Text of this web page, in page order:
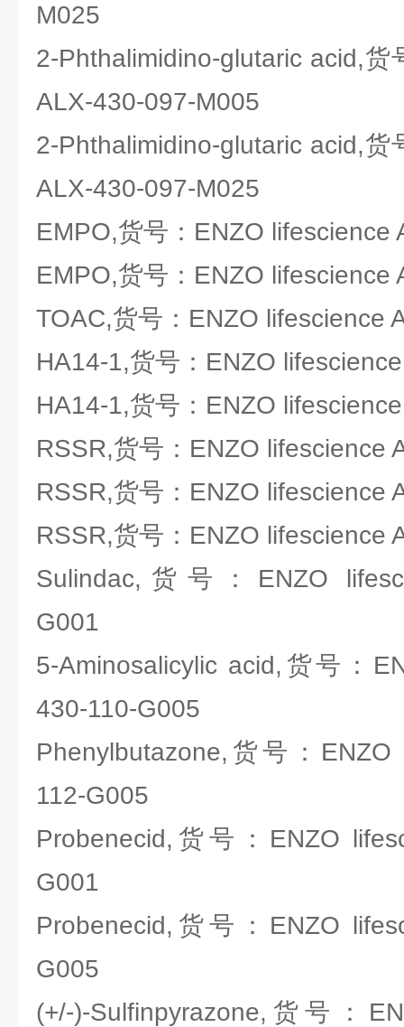
M025
2-Phthalimidino-glutaric acid,货
ALX-430-097-M005
2-Phthalimidino-glutaric acid,货
ALX-430-097-M025
EMPO,货号：ENZO lifescience
EMPO,货号：ENZO lifescience
TOAC,货号：ENZO lifescience
HA14-1,货号：ENZO
HA14-1,货号：ENZO
RSSR,货号：ENZO lifescience
RSSR,货号：ENZO lifescience
RSSR,货号：ENZO lifescience
Sulindac,货号：ENZO
G001
5-Aminosalicylic acid,货号：
430-110-G005
Phenylbutazone,货号：ENZO
112-G005
Probenecid,货号：ENZO
G001
Probenecid,货号：ENZO
G005
(+/-)-Sulfinpyrazone,货号：